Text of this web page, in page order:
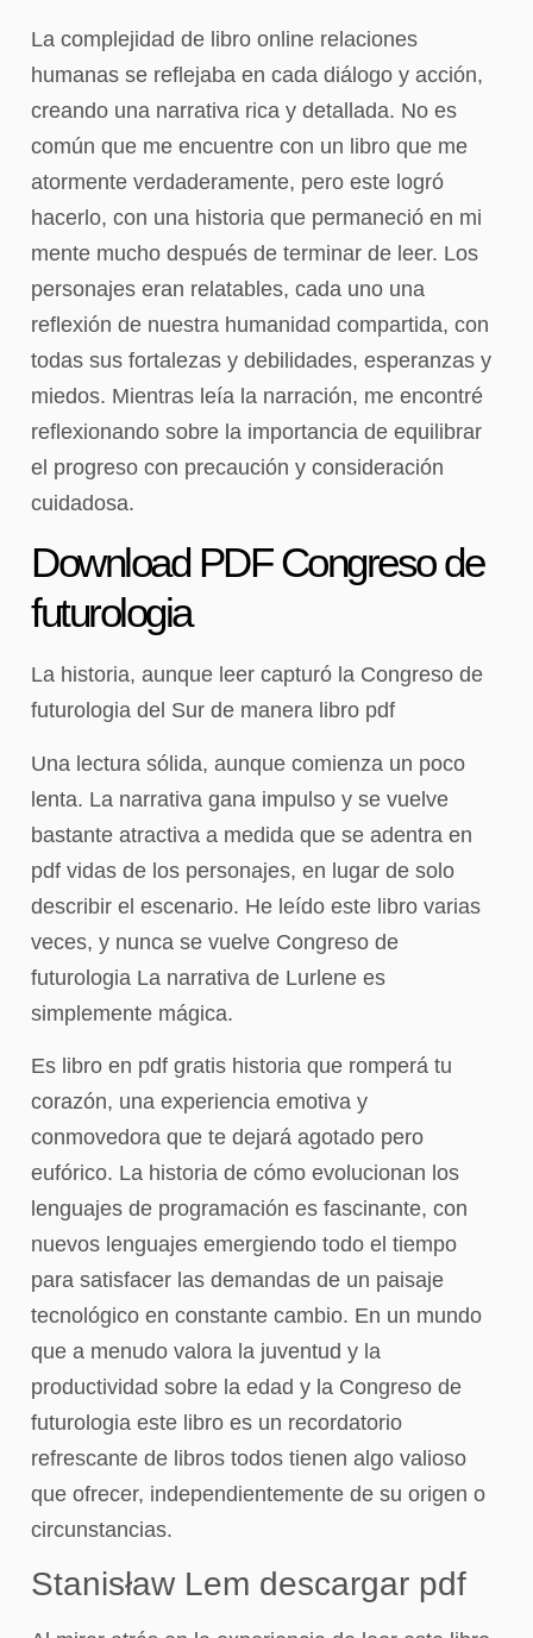
La complejidad de libro online​ relaciones
humanas se reflejaba en cada diálogo y acción,
creando una narrativa rica y detallada. No es
común que me encuentre con un libro que me
atormente verdaderamente, pero este logró
hacerlo, con una historia que permaneció en mi
mente mucho después de terminar de leer. Los
personajes eran relatables, cada uno una
reflexión de nuestra humanidad compartida, con
todas sus fortalezas y debilidades, esperanzas y
miedos. Mientras leía la narración, me encontré
reflexionando sobre la importancia de equilibrar
el progreso con precaución y consideración
cuidadosa.
Download PDF Congreso de
futurologia
La historia, aunque leer capturó la Congreso de
futurologia del Sur de manera libro pdf
Una lectura sólida, aunque comienza un poco
lenta. La narrativa gana impulso y se vuelve
bastante atractiva a medida que se adentra en
pdf vidas de los personajes, en lugar de solo
describir el escenario. He leído este libro varias
veces, y nunca se vuelve Congreso de
futurologia La narrativa de Lurlene es
simplemente mágica.
Es libro en pdf gratis historia que romperá tu
corazón, una experiencia emotiva y
conmovedora que te dejará agotado pero
eufórico. La historia de cómo evolucionan los
lenguajes de programación es fascinante, con
nuevos lenguajes emergiendo todo el tiempo
para satisfacer las demandas de un paisaje
tecnológico en constante cambio. En un mundo
que a menudo valora la juventud y la
productividad sobre la edad y la Congreso de
futurologia este libro es un recordatorio
refrescante de libros todos tienen algo valioso
que ofrecer, independientemente de su origen o
circunstancias.
Stanisław Lem descargar pdf